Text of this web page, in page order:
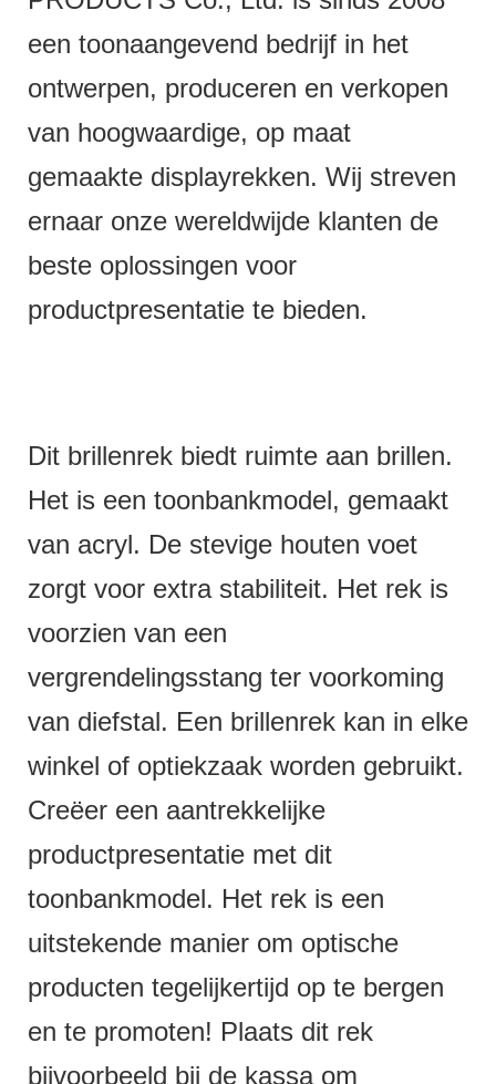
een toonaangevend bedrijf in het
ontwerpen, produceren en verkopen
van hoogwaardige, op maat
gemaakte displayrekken. Wij streven
ernaar onze wereldwijde klanten de
beste oplossingen voor
productpresentatie te bieden.
Dit brillenrek biedt ruimte aan brillen.
Het is een toonbankmodel, gemaakt
van acryl. De stevige houten voet
zorgt voor extra stabiliteit. Het rek is
voorzien van een
vergrendelingsstang ter voorkoming
van diefstal. Een brillenrek kan in elke
winkel of optiekzaak worden gebruikt.
Creëer een aantrekkelijke
productpresentatie met dit
toonbankmodel. Het rek is een
uitstekende manier om optische
producten tegelijkertijd op te bergen
en te promoten! Plaats dit rek
bijvoorbeeld bij de kassa om